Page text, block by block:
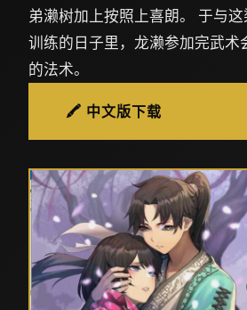
弟濑树加上按照上喜朗。 于与
训练的日子里，龙濑参加完武术
的法术。
🖍️ 中文版下载